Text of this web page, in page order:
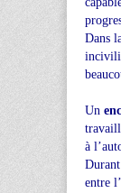
Dans
Un
à
entre